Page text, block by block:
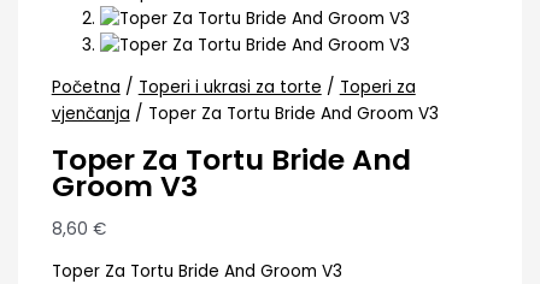
Početna / Toperi i ukrasi za torte / Toperi za
vjenčanja / Toper Za Tortu Bride And Groom V3
Toper Za Tortu Bride And
Groom V3
8,60 €
Toper Za Tortu Bride And Groom V3